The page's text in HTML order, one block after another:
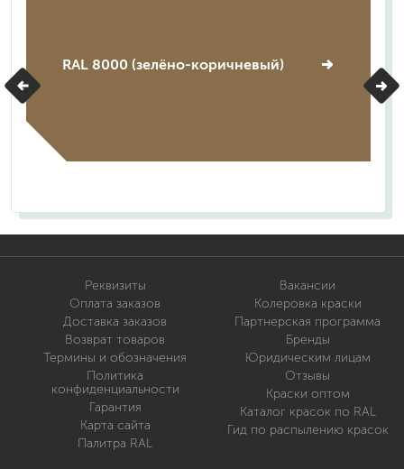
RAL 8000 (зелёно-коричневый)
Реквизиты
Оплата заказов
Доставка заказов
Возврат товаров
Термины и обозначения
Политика
конфиденциальности
Гарантия
Карта сайта
Палитра RAL
Вакансии
Колеровка краски
Партнерская программа
Бренды
Юридическим лицам
Отзывы
Краски оптом
Каталог красок по RAL
Гид по распылению красок